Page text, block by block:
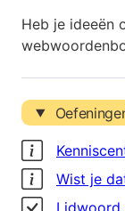
Heb je ideeën
Wist je
Lidwoord